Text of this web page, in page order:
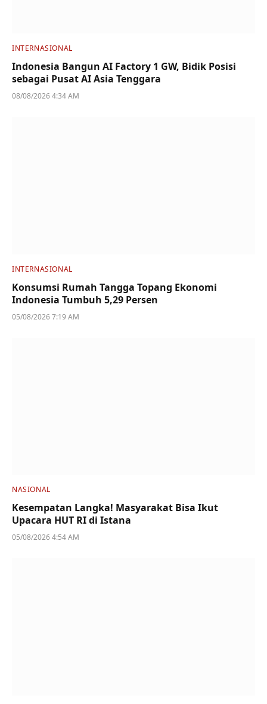
INTERNASIONAL
Indonesia Bangun AI Factory 1 GW, Bidik Posisi
sebagai Pusat AI Asia Tenggara
08/08/2026 4:34 AM
INTERNASIONAL
Konsumsi Rumah Tangga Topang Ekonomi
Indonesia Tumbuh 5,29 Persen
05/08/2026 7:19 AM
NASIONAL
Kesempatan Langka! Masyarakat Bisa Ikut
Upacara HUT RI di Istana
05/08/2026 4:54 AM